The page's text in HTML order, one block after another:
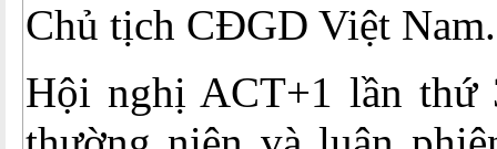
Chủ tịch CĐGD Việt Nam.
Hội nghị ACT+1 lần thứ